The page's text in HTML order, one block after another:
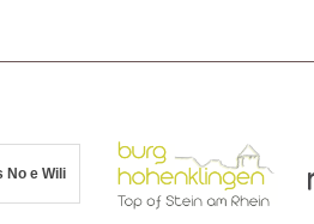
No e Wili